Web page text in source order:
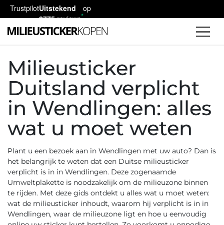
TrustpilotUitstekend
2775reviews
op
Milieusticker
Duitsland verplicht
in Wendlingen: alles
wat u moet weten
Plant u een bezoek aan in Wendlingen met uw auto? Dan is
het belangrijk te weten dat een Duitse milieusticker
verplicht is in in Wendlingen. Deze zogenaamde
Umweltplakette is noodzakelijk om de milieuzone binnen
te rijden. Met deze gids ontdekt u alles wat u moet weten:
wat de milieusticker inhoudt, waarom hij verplicht is in in
Wendlingen, waar de milieuzone ligt en hoe u eenvoudig